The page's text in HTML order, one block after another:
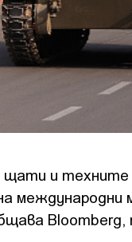
и техните
международни
Bloomberg,